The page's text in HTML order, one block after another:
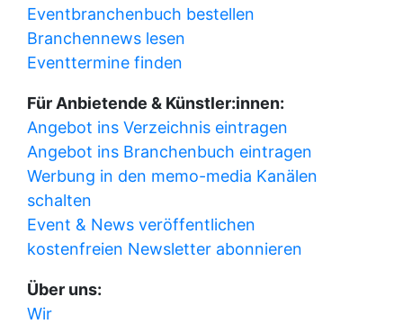
Eventbranchenbuch bestellen
Branchennews lesen
Eventtermine finden
Für Anbietende & Künstler:innen:
Angebot ins Verzeichnis eintragen
Angebot ins Branchenbuch eintragen
Werbung in den memo-media Kanälen
schalten
Event & News veröffentlichen
kostenfreien Newsletter abonnieren
Über uns:
Wir